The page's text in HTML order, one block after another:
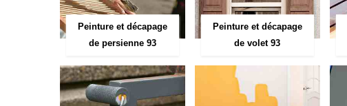
Peinture et décapage
de persienne 93
Peinture et décapage
de volet 93